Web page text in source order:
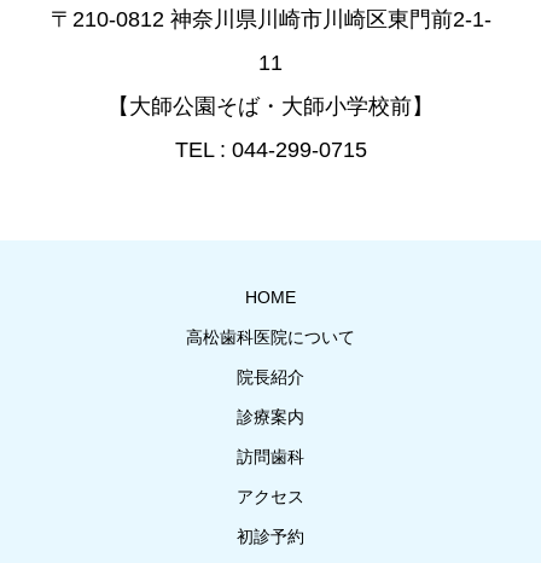
〒210-0812 神奈川県川崎市川崎区東門前2-1-
11
【大師公園そば・大師小学校前】
TEL : 044-299-0715
HOME
高松歯科医院について
院長紹介
診療案内
訪問歯科
アクセス
初診予約